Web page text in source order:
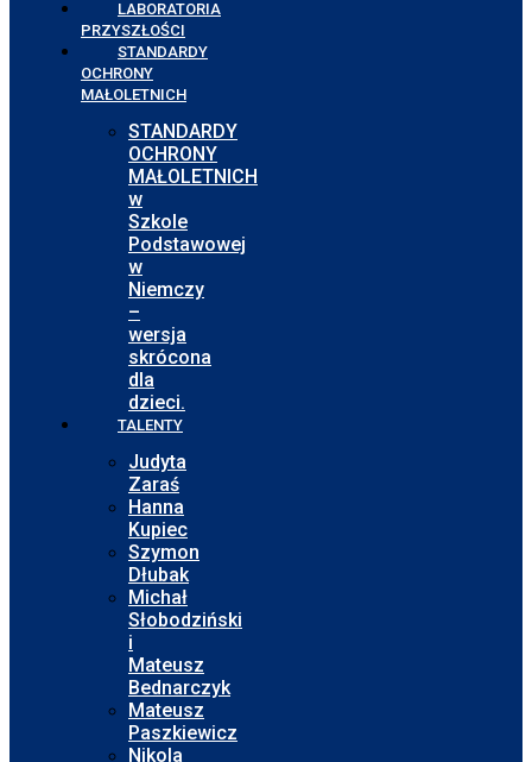
LABORATORIA
PRZYSZŁOŚCI
STANDARDY
OCHRONY
MAŁOLETNICH
STANDARDY
OCHRONY
MAŁOLETNICH
w
Szkole
Podstawowej
w
Niemczy
–
wersja
skrócona
dla
dzieci.
TALENTY
Judyta
Zaraś
Hanna
Kupiec
Szymon
Dłubak
Michał
Słobodziński
i
Mateusz
Bednarczyk
Mateusz
Paszkiewicz
Nikola